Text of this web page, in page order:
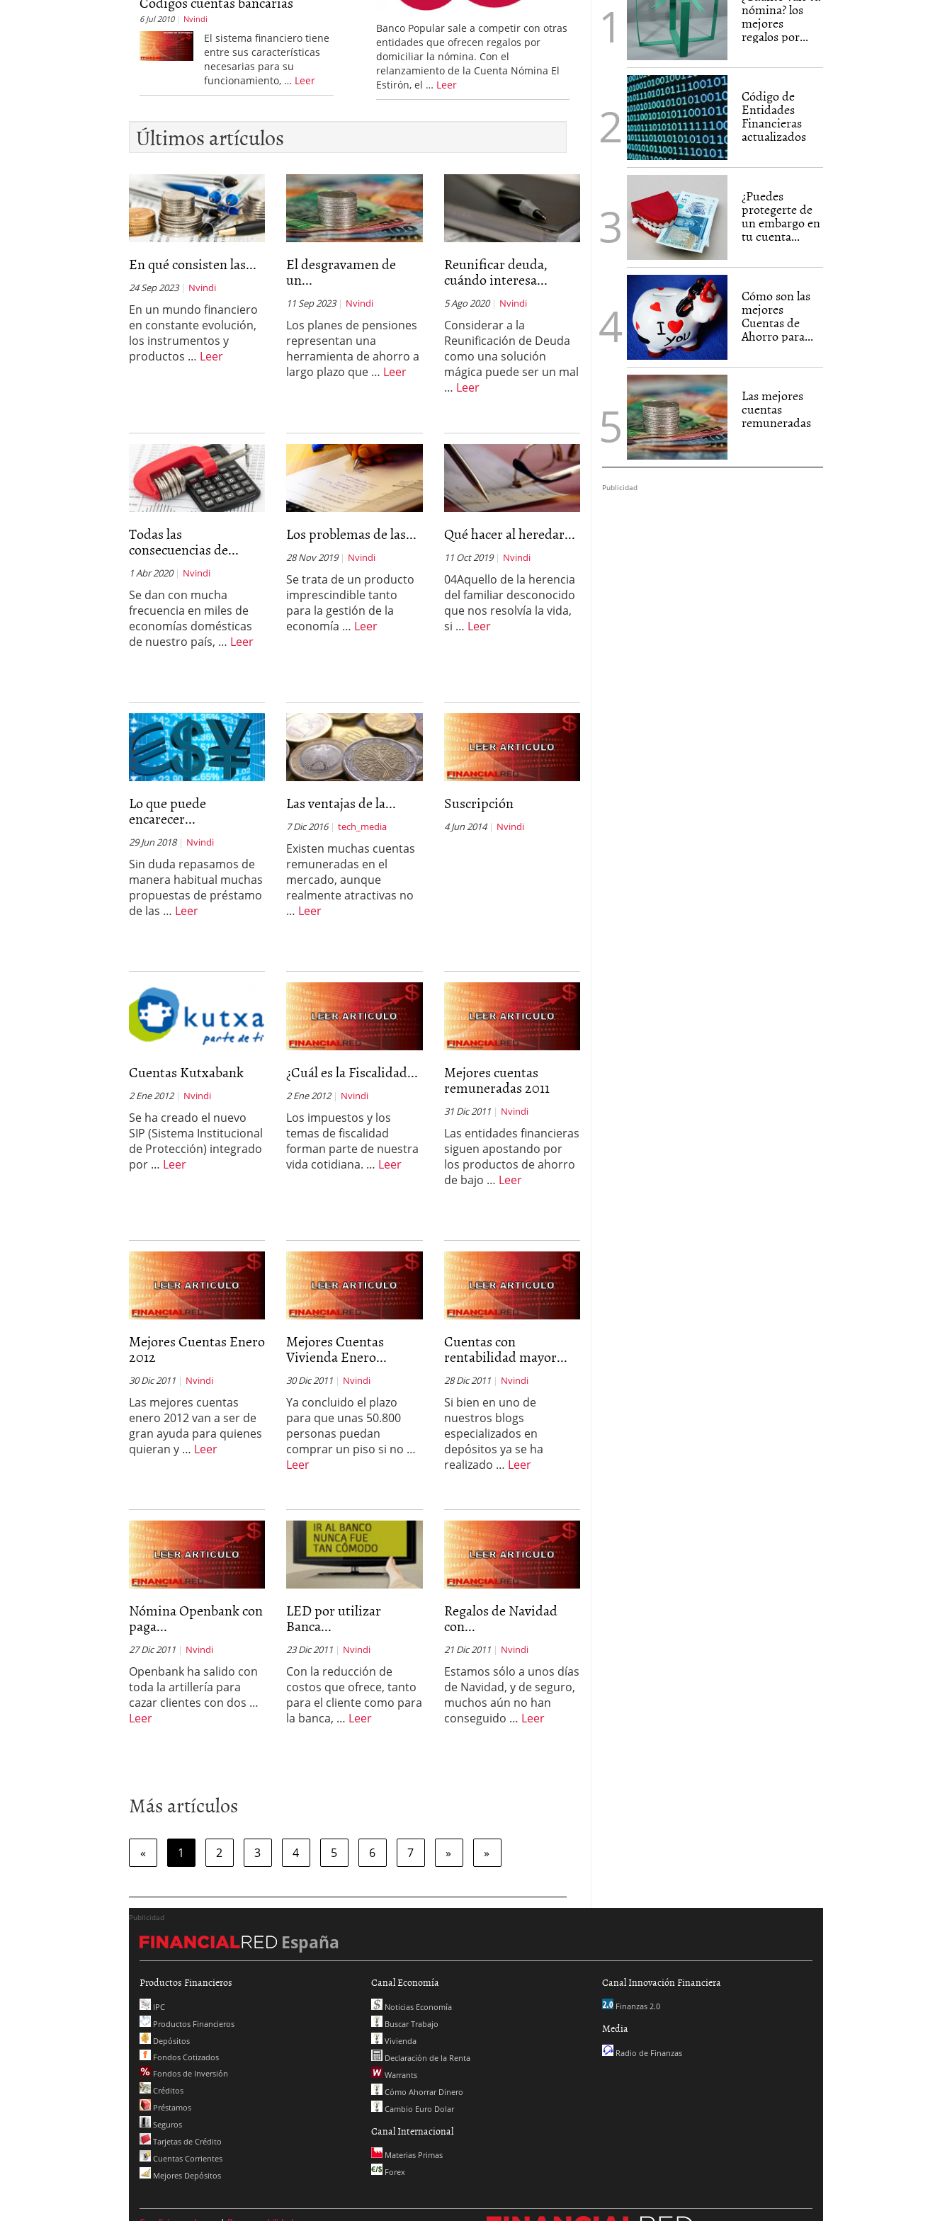
6 Jul 2010 Nvindi
El sistema financiero tiene
entre sus características
necesarias para su
funcionamiento, … Leer
Banco Popular sale a competir con otras
entidades que ofrecen regalos por
domiciliar la nómina. Con el
relanzamiento de la Cuenta Nómina El
Estirón, el … Leer
Últimos artículos
En qué consisten las...
24 Sep 2023 Nvindi
En un mundo financiero
en constante evolución,
los instrumentos y
productos … Leer
El desgravamen de
un...
11 Sep 2023 Nvindi
Los planes de pensiones
representan una
herramienta de ahorro a
largo plazo que … Leer
Reunificar deuda,
cuándo interesa...
5 Ago 2020 Nvindi
Considerar a la
Reunificación de Deuda
como una solución
mágica puede ser un mal
… Leer
Todas las
consecuencias de...
1 Abr 2020 Nvindi
Se dan con mucha
frecuencia en miles de
economías domésticas
de nuestro país, … Leer
Los problemas de las...
28 Nov 2019 Nvindi
Se trata de un producto
imprescindible tanto
para la gestión de la
economía … Leer
Qué hacer al heredar...
11 Oct 2019 Nvindi
04Aquello de la herencia
del familiar desconocido
que nos resolvía la vida,
si … Leer
Lo que puede
encarecer...
29 Jun 2018 Nvindi
Sin duda repasamos de
manera habitual muchas
propuestas de préstamo
de las … Leer
Las ventajas de la...
7 Dic 2016 tech_media
Existen muchas cuentas
remuneradas en el
mercado, aunque
realmente atractivas no
… Leer
Suscripción
4 Jun 2014 Nvindi
Cuentas Kutxabank
2 Ene 2012 Nvindi
Se ha creado el nuevo
SIP (Sistema Institucional
de Protección) integrado
por … Leer
¿Cuál es la Fiscalidad...
2 Ene 2012 Nvindi
Los impuestos y los
temas de fiscalidad
forman parte de nuestra
vida cotidiana. … Leer
Mejores cuentas
remuneradas 2011
31 Dic 2011 Nvindi
Las entidades financieras
siguen apostando por
los productos de ahorro
de bajo … Leer
Mejores Cuentas Enero
2012
30 Dic 2011 Nvindi
Las mejores cuentas
enero 2012 van a ser de
gran ayuda para quienes
quieran y … Leer
Mejores Cuentas
Vivienda Enero...
30 Dic 2011 Nvindi
Ya concluido el plazo
para que unas 50.800
personas puedan
comprar un piso si no …
Leer
Cuentas con
rentabilidad mayor...
28 Dic 2011 Nvindi
Si bien en uno de
nuestros blogs
especializados en
depósitos ya se ha
realizado … Leer
Nómina Openbank con
paga...
27 Dic 2011 Nvindi
Openbank ha salido con
toda la artillería para
cazar clientes con dos …
Leer
LED por utilizar
Banca...
23 Dic 2011 Nvindi
Con la reducción de
costos que ofrece, tanto
para el cliente como para
la banca, … Leer
Regalos de Navidad
con...
21 Dic 2011 Nvindi
Estamos sólo a unos días
de Navidad, y de seguro,
muchos aún no han
conseguido … Leer
Más artículos
« 1 2 3 4 5 6 7 » »
nómina? los
mejores
regalos por...
Código de
Entidades
Financieras
actualizados
¿Puedes
protegerte de
un embargo en
tu cuenta...
Cómo son las
mejores
Cuentas de
Ahorro para...
Las mejores
cuentas
remuneradas
Publicidad
Publicidad
España
Productos Financieros
IPC
Productos Financieros
Depósitos
Fondos Cotizados
Fondos de Inversión
Créditos
Préstamos
Seguros
Tarjetas de Crédito
Cuentas Corrientes
Mejores Depósitos
Canal Economía
Noticias Economía
Buscar Trabajo
Vivienda
Declaración de la Renta
Warrants
Cómo Ahorrar Dinero
Cambio Euro Dolar
Canal Internacional
Materias Primas
Forex
Canal Innovación Financiera
Finanzas 2.0
Media
Radio de Finanzas